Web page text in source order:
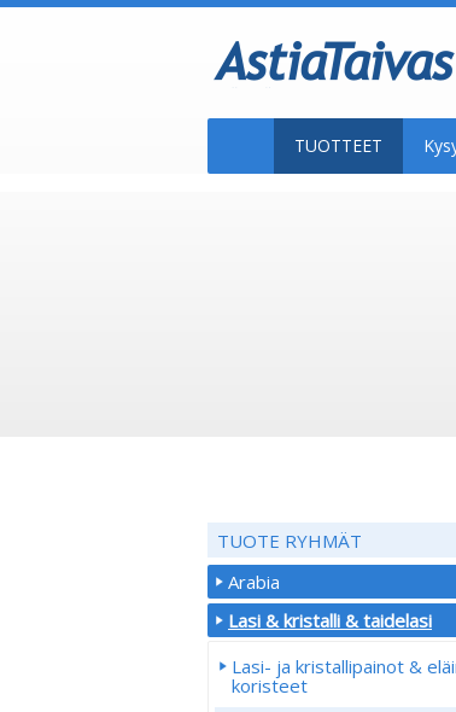
TUOTTEET
TUOTE RYHMÄT
Arabia
Lasi & kristalli & taidelasi
Lasi- ja kristallipainot &
koristeet